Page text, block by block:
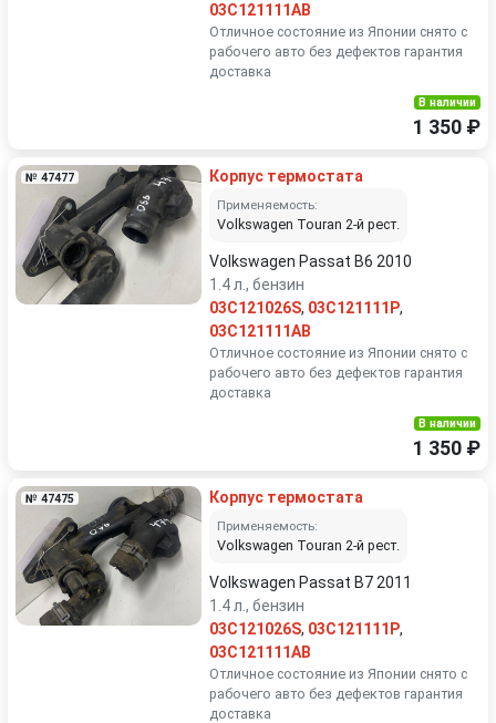
03C121111AB
Отличное состояние из Японии снято с
рабочего авто без дефектов гарантия
доставка
В наличии
1 350 ₽
№ 47477 Корпус термостата
Применяемость:
Volkswagen Touran 2-й рест.
Volkswagen Passat B6 2010
1.4 л., бензин
03C121026S, 03C121111P,
03C121111AB
Отличное состояние из Японии снято с
рабочего авто без дефектов гарантия
доставка
В наличии
1 350 ₽
№ 47475 Корпус термостата
Применяемость:
Volkswagen Touran 2-й рест.
Volkswagen Passat B7 2011
1.4 л., бензин
03C121026S, 03C121111P,
03C121111AB
Отличное состояние из Японии снято с
рабочего авто без дефектов гарантия
доставка